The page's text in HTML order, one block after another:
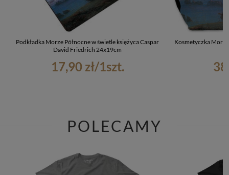
Podkładka Morze Północne w świetle księżyca Caspar
David Friedrich 24x19cm
17,90 zł/1szt.
Kosmetyczka
POLECAMY